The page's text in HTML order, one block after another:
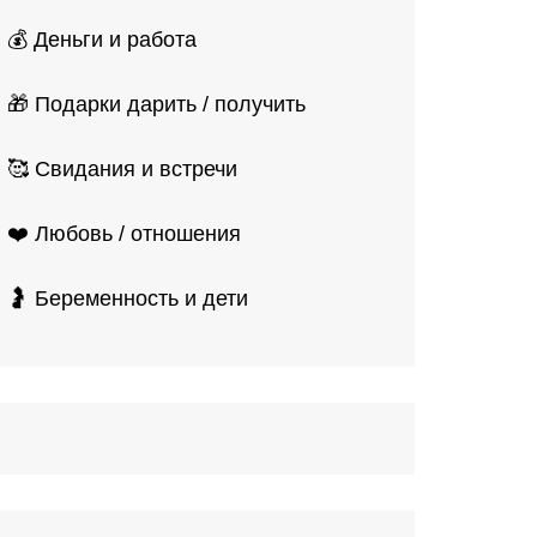
💰 Деньги и работа
🎁 Подарки дарить / получить
🥰 Свидания и встречи
❤️ Любовь / отношения
🤰 Беременность и дети